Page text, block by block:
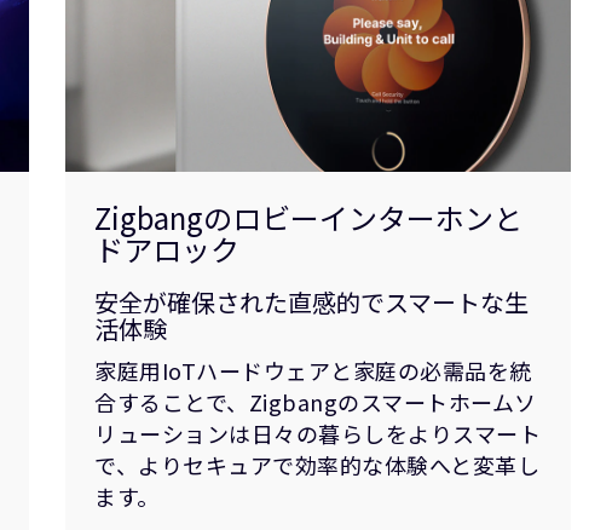
Zigbangのロビーインターホンと
ドアロック
安全が確保された直感的でスマートな生
活体験
家庭用IoTハードウェアと家庭の必需品を統
合することで、Zigbangのスマートホームソ
リューションは日々の暮らしをよりスマート
で、よりセキュアで効率的な体験へと変革し
ます。